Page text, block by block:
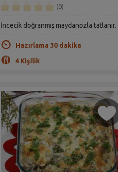
(0)
İncecik doğranmış maydanozla tatlanır.
Hazırlama 30 dakika
4 Kişilik